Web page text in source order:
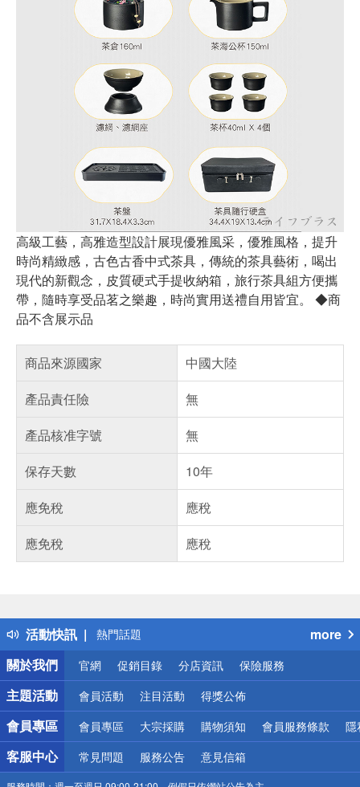
高級工藝，高雅造型設計展現優雅風采，優雅風格，提升
時尚精緻感，古色古香中式茶具，傳統的茶具藝術，喝出
現代的新觀念，皮質硬式手提收納箱，旅行茶具組方便攜
帶，隨時享受品茗之樂趣，時尚實用送禮自用皆宜。 ◆商
品不含展示品
商品來源國家
中國大陸
產品責任險
無
產品核准字號
無
保存天數
10年
應免稅
應稅
應免稅
應稅
活動快訊
得獎公告
熱門話題
銀行優惠
偏遠地區配送
詐騙網頁！請小心！
more
關於我們
官網 促銷目錄 分店資訊 保險服務
主題活動 會員活動 注目活動 得獎公佈
會員專區 會員專區 大宗採購 購物須知 會員服務條款 隱
客服中心 常見問題 服務公告 意見信箱